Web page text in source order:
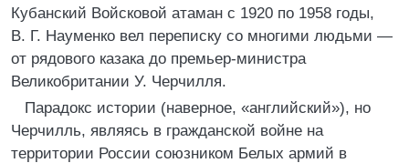
Кубанский Войсковой атаман с 1920 по 1958 годы,
В. Г. Науменко вел переписку со многими людьми —
от рядового казака до премьер-министра
Великобритании У. Черчилля.
Парадокс истории (наверное, «английский»), но
Черчилль, являясь в гражданской войне на
территории России союзником Белых армий в